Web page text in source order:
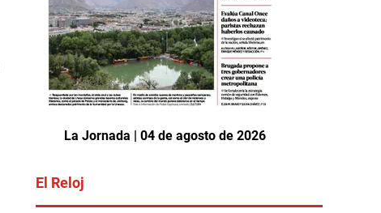
La Jornada | 04 de agosto de 2026
El Reloj